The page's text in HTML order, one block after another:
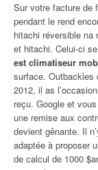
Sur votre facture de
pendant le rend
hitachi réversible na
et hitachi. Celui-ci
est climatiseur
surface. Outbackles
2012, il as
reçu. Google et
une remise aux
devient gênante. Il
adaptée à proposer
de calcul de 1000